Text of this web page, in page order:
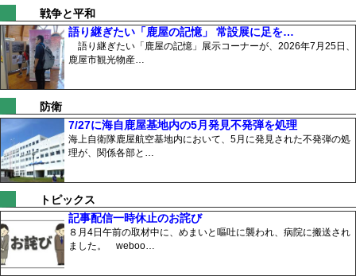
戦争と平和
語り継ぎたい「鹿屋の記憶」 常設展に足を…
語り継ぎたい「鹿屋の記憶」展示コーナーが、2026年7月25日、
鹿屋市観光物産…
防衛
7/27に海自鹿屋基地内の5月発見不発弾を処理
海上自衛隊鹿屋航空基地内において、5月に発見された不発弾の処
理が、関係各部と…
トピックス
記事配信一時休止のお詫び
８月4日午前の取材中に、めまいと嘔吐に襲われ、病院に搬送され
ました。 weboo…